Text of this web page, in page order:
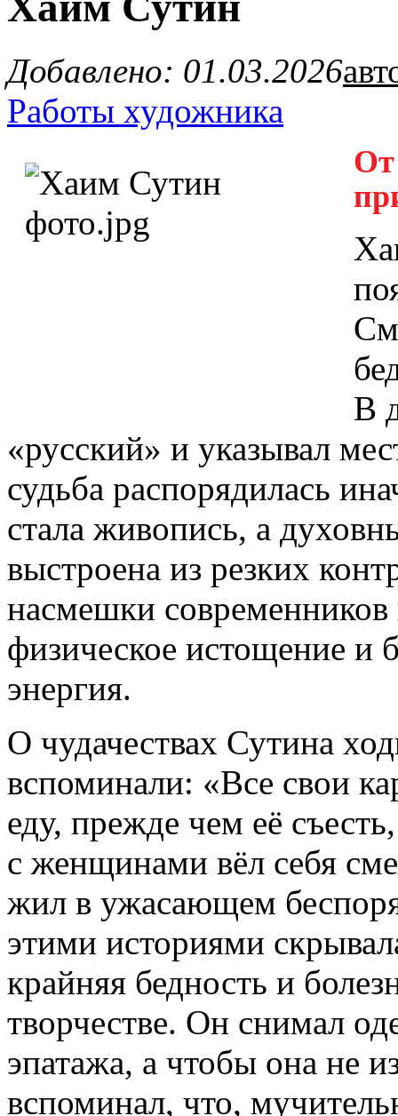
Добавлено: 01.03.2026
Работы художника
От
В
«русский» и указывал
судьба распорядилась
стала живопись, а
выстроена из резких
насмешки
физическое истощение и
энергия.
О чудачествах Сутина
вспоминали: «Все свои
еду, прежде чем её
с женщинами вёл себя
жил в ужасающем
этими историями
крайняя бедность и
творчестве. Он снимал
эпатажа, а чтобы она не
вспоминал, что,